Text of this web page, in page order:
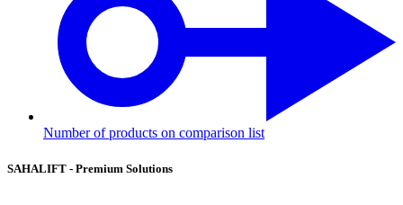
Number of products on comparison list
SAHALIFT - Premium Solutions